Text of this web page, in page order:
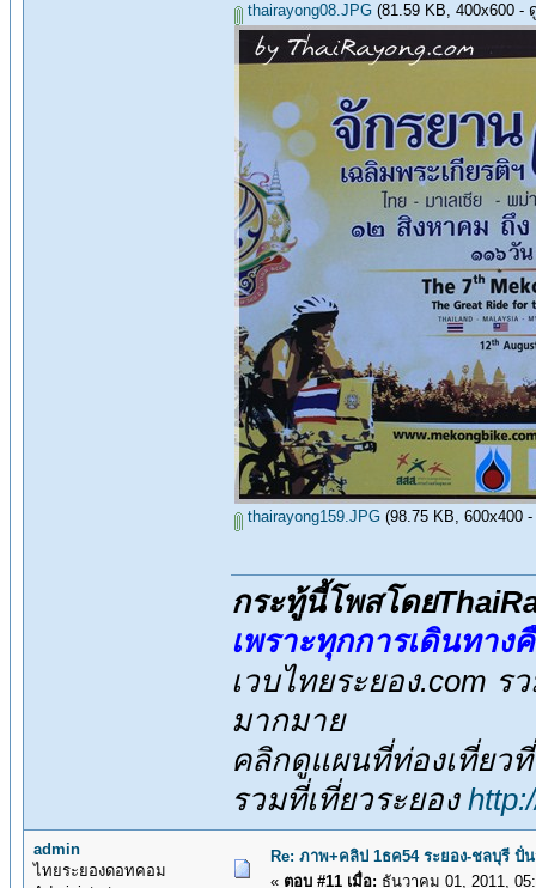
thairayong08.JPG (81.59 KB, 400x600 -
thairayong159.JPG (98.75 KB, 600x400
กระทู้นี้โพสโดย
เพราะทุกการเดินทาง
เวบไทยระยอง.com
มากมาย
คลิกดูแผนที่ท่องเที่ยว
รวมที่เที่ยวระยอง
admin
ไทยระยองดอทคอม
Re: ภาพ+คลิป 1ธค54 ระยอง-ชลบุรี ปั่
« ตอบ #11 เมื่อ: ธันวาคม 01, 2011,